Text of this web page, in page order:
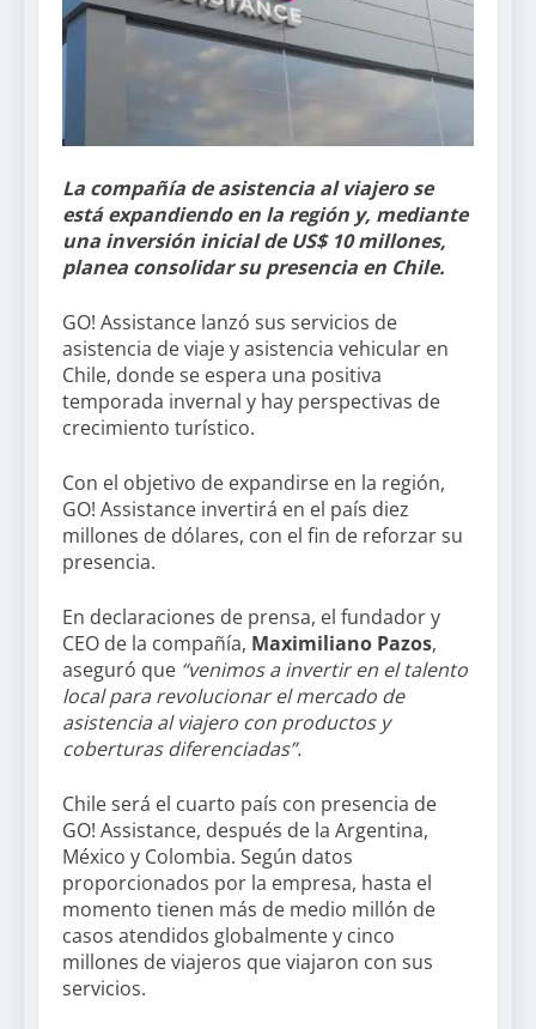
La compañía de asistencia al viajero se
está expandiendo en la región y, mediante
una inversión inicial de US$ 10 millones,
planea consolidar su presencia en Chile.
GO! Assistance lanzó sus servicios de
asistencia de viaje y asistencia vehicular en
Chile, donde se espera una positiva
temporada invernal y hay perspectivas de
crecimiento turístico.
Con el objetivo de expandirse en la región,
GO! Assistance invertirá en el país diez
millones de dólares, con el fin de reforzar su
presencia.
En declaraciones de prensa, el fundador y
CEO de la compañía, Maximiliano Pazos,
aseguró que “venimos a invertir en el talento
local para revolucionar el mercado de
asistencia al viajero con productos y
coberturas diferenciadas”.
Chile será el cuarto país con presencia de
GO! Assistance, después de la Argentina,
México y Colombia. Según datos
proporcionados por la empresa, hasta el
momento tienen más de medio millón de
casos atendidos globalmente y cinco
millones de viajeros que viajaron con sus
servicios.